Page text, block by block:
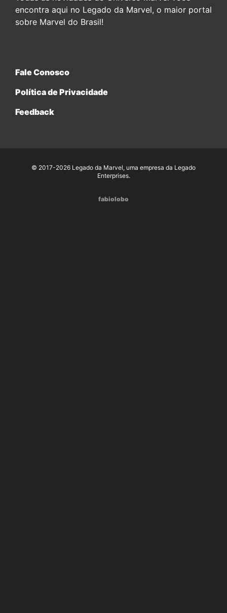
encontra aqui no Legado da Marvel, o maior portal
sobre Marvel do Brasil!
Fale Conosco
Política de Privacidade
Feedback
© 2017-2026 Legado da Marvel, uma empresa da Legado
Enterprises.
fabiolobo